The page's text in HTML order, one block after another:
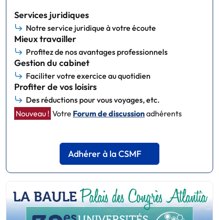
Services juridiques
Notre service juridique à votre écoute
Mieux travailler
Profitez de nos avantages professionnels
Gestion du cabinet
Faciliter votre exercice au quotidien
Profiter de vos loisirs
Des réductions pour vous voyages, etc.
Nouveau ! Votre Forum de discussionadhérents
Adhérer à la CSMF